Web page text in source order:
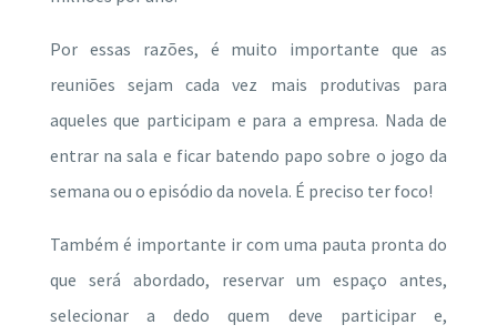
Por essas razões, é muito importante que as
reuniões sejam cada vez mais produtivas para
aqueles que participam e para a empresa. Nada de
entrar na sala e ficar batendo papo sobre o jogo da
semana ou o episódio da novela. É preciso ter foco!
Também é importante ir com uma pauta pronta do
que será abordado, reservar um espaço antes,
selecionar a dedo quem deve participar e,